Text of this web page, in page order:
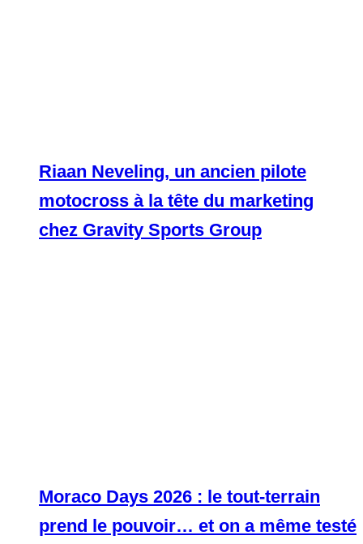
Riaan Neveling, un ancien pilote
motocross à la tête du marketing
chez Gravity Sports Group
Moraco Days 2026 : le tout-terrain
prend le pouvoir… et on a même testé